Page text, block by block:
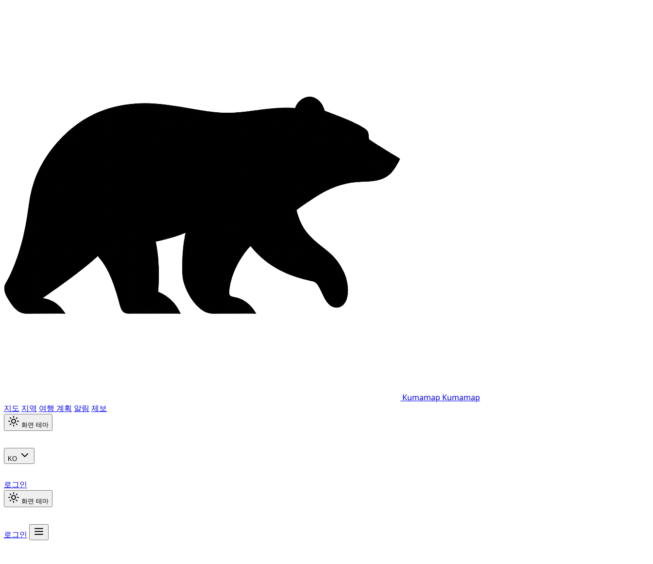
Kumamap Kumamap
지도 지역 여행 계획 알림 제보
화면 테마
KO
로그인
화면 테마
로그인